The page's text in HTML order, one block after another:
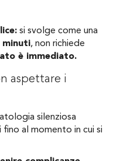
si svolge come una
minuti, non richiede
è immediato.
aspettare i
silenziosa
al momento in cui si